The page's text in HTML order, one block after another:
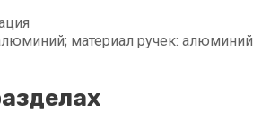
материал ручек: алюминий